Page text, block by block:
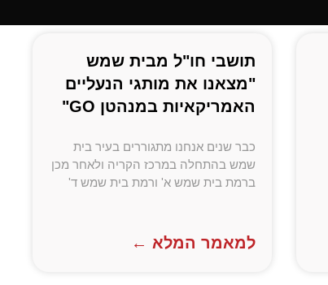
תושבי חו"ל מבית שמש
"מצאנו את מותגי הנעליים
האמריקאיות במנהטן GO"
כבר שנים אנחנו מתגוררים בעיר בית
שמש בהתחלה במרכז הקריה ולאחר מכן
ברמת בית שמש א' ורמת בית שמש ד'
למאמר המלא ←